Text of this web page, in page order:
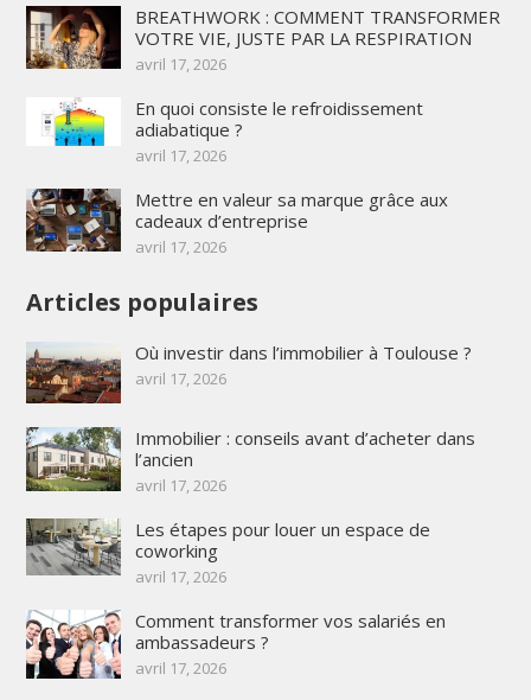
BREATHWORK : COMMENT TRANSFORMER
VOTRE VIE, JUSTE PAR LA RESPIRATION
avril 17, 2026
En quoi consiste le refroidissement
adiabatique ?
avril 17, 2026
Mettre en valeur sa marque grâce aux
cadeaux d’entreprise
avril 17, 2026
Articles populaires
Où investir dans l’immobilier à Toulouse ?
avril 17, 2026
Immobilier : conseils avant d’acheter dans
l’ancien
avril 17, 2026
Les étapes pour louer un espace de
coworking
avril 17, 2026
Comment transformer vos salariés en
ambassadeurs ?
avril 17, 2026